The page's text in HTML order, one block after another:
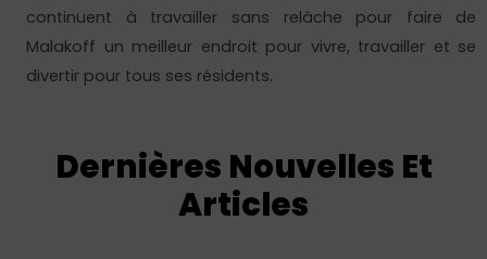
continuent à travailler sans relâche pour faire de
Malakoff un meilleur endroit pour vivre, travailler et se
divertir pour tous ses résidents.
Dernières Nouvelles Et
Articles